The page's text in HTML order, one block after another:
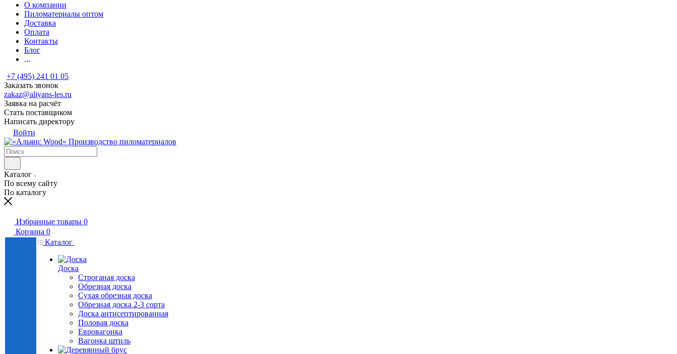
О компании
Пиломатериалы оптом
Доставка
Оплата
Контакты
Блог
...
+7 (495) 241 01 05
Заказать звонок
zakaz@aliyans-les.ru
Заявка на расчёт
Стать поставщиком
Написать директору
Войти
Производство пиломатериалов
Каталог
По всему сайту
По каталогу
Избранные товары 0
Корзина 0
Каталог
Доска
Строганая доска
Обрезная доска
Сухая обрезная доска
Обрезная доска 2-3 сорта
Доска антисептированная
Половая доска
Евровагонка
Вагонка штиль